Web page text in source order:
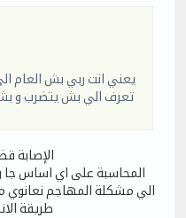
يعني انت ربي بش العام
تعرف الي بش يتضرب و
الإصابة
المحاسبة على اي اساس
الي مشكلة المهاجم
طريقة